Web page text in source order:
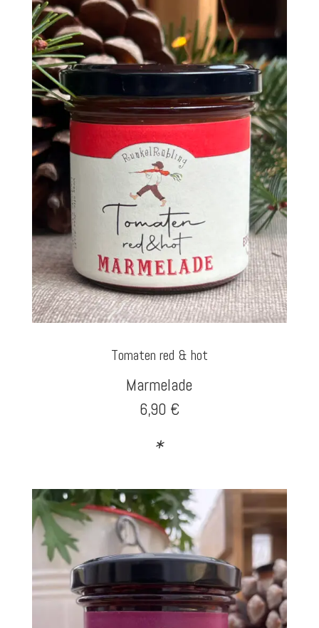
Tomaten red & hot
Marmelade
6,90 €
∗